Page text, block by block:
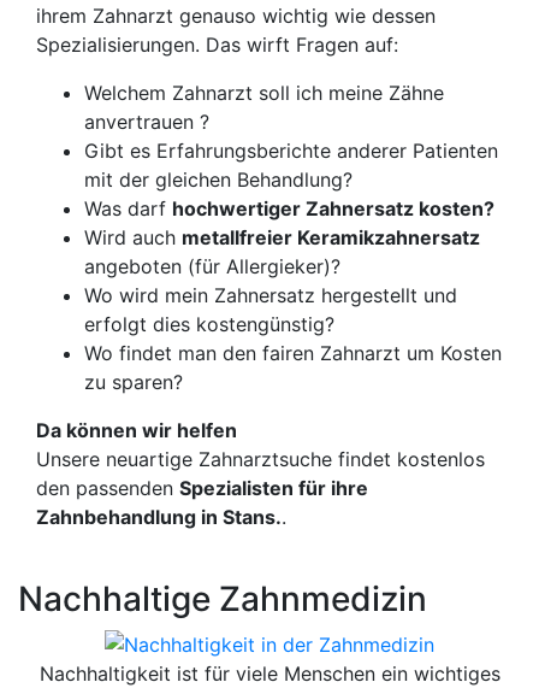
ihrem Zahnarzt genauso wichtig wie dessen
Spezialisierungen. Das wirft Fragen auf:
Welchem Zahnarzt soll ich meine Zähne
anvertrauen ?
Gibt es Erfahrungsberichte anderer Patienten
mit der gleichen Behandlung?
Was darf hochwertiger Zahnersatz kosten?
Wird auch metallfreier Keramikzahnersatz
angeboten (für Allergieker)?
Wo wird mein Zahnersatz hergestellt und
erfolgt dies kostengünstig?
Wo findet man den fairen Zahnarzt um Kosten
zu sparen?
Da können wir helfen
Unsere neuartige Zahnarztsuche findet kostenlos
den passenden Spezialisten für ihre
Zahnbehandlung in Stans..
Nachhaltige Zahnmedizin
Nachhaltigkeit ist für viele Menschen ein wichtiges